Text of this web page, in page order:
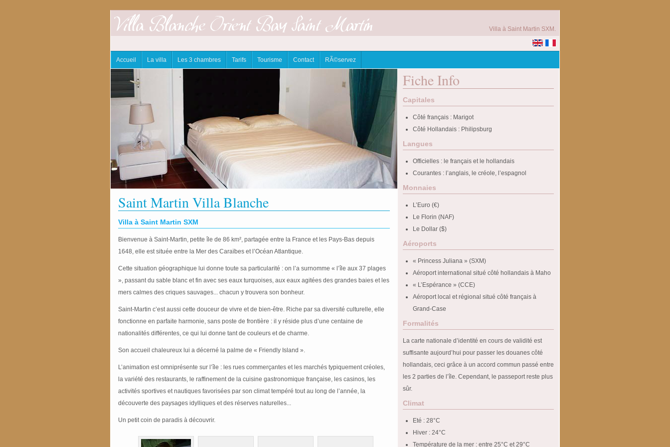
Villa à Saint Martin SXM.
Accueil La villa Les 3 chambres Tarifs Tourisme Contact RÃ©servez
Saint Martin Villa Blanche
Villa à Saint Martin SXM
Bienvenue à Saint-Martin, petite île de 86 km², partagée entre la France et les Pays-Bas depuis
1648, elle est située entre la Mer des Caraïbes et l’Océan Atlantique.
Cette situation géographique lui donne toute sa particularité : on l’a surnomme « l’île aux 37 plages
», passant du sable blanc et fin avec ses eaux turquoises, aux eaux agitées des grandes baies et les
mers calmes des criques sauvages... chacun y trouvera son bonheur.
Saint-Martin c’est aussi cette douceur de vivre et de bien-être. Riche par sa diversité culturelle, elle
fonctionne en parfaite harmonie, sans poste de frontière : il y réside plus d’une centaine de
nationalités différentes, ce qui lui donne tant de couleurs et de charme.
Son accueil chaleureux lui a décerné la palme de « Friendly Island ».
L’animation est omniprésente sur l’île : les rues commerçantes et les marchés typiquement créoles,
la variété des restaurants, le raffinement de la cuisine gastronomique française, les casinos, les
activités sportives et nautiques favorisées par son climat tempéré tout au long de l’année, la
découverte des paysages idylliques et des réserves naturelles...
Un petit coin de paradis à découvrir.
Fiche Info
Capitales
Côté français : Marigot
Côté Hollandais : Philipsburg
Langues
Officielles : le français et le hollandais
Courantes : l’anglais, le créole, l’espagnol
Monnaies
L’Euro (€)
Le Florin (NAF)
Le Dollar ($)
Aéroports
« Princess Juliana » (SXM)
Aéroport international situé côté hollandais à Maho
« L’Espérance » (CCE)
Aéroport local et régional situé côté français à
Grand-Case
Formalités
La carte nationale d’identité en cours de validité est
suffisante aujourd’hui pour passer les douanes côté
hollandais, ceci grâce à un accord commun passé entre
les 2 parties de l’île. Cependant, le passeport reste plus
sûr.
Climat
Eté : 28°C
Hiver : 24°C
Température de la mer : entre 25°C et 29°C